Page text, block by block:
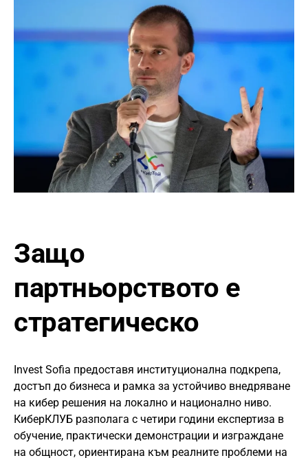
Защо
партньорството е
стратегическо
Invest Sofia предоставя институционална подкрепа,
достъп до бизнеса и рамка за устойчиво внедряване
на кибер решения на локално и национално ниво.
КиберКЛУБ разполага с четири години експертиза в
обучение, практически демонстрации и изграждане
на общност, ориентирана към реалните проблеми на